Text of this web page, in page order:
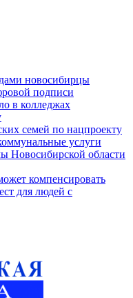
новосибирцы
подписи
в колледжах
семей по нацпроекту
услуги
Новосибирской области
компенсировать
для людей с